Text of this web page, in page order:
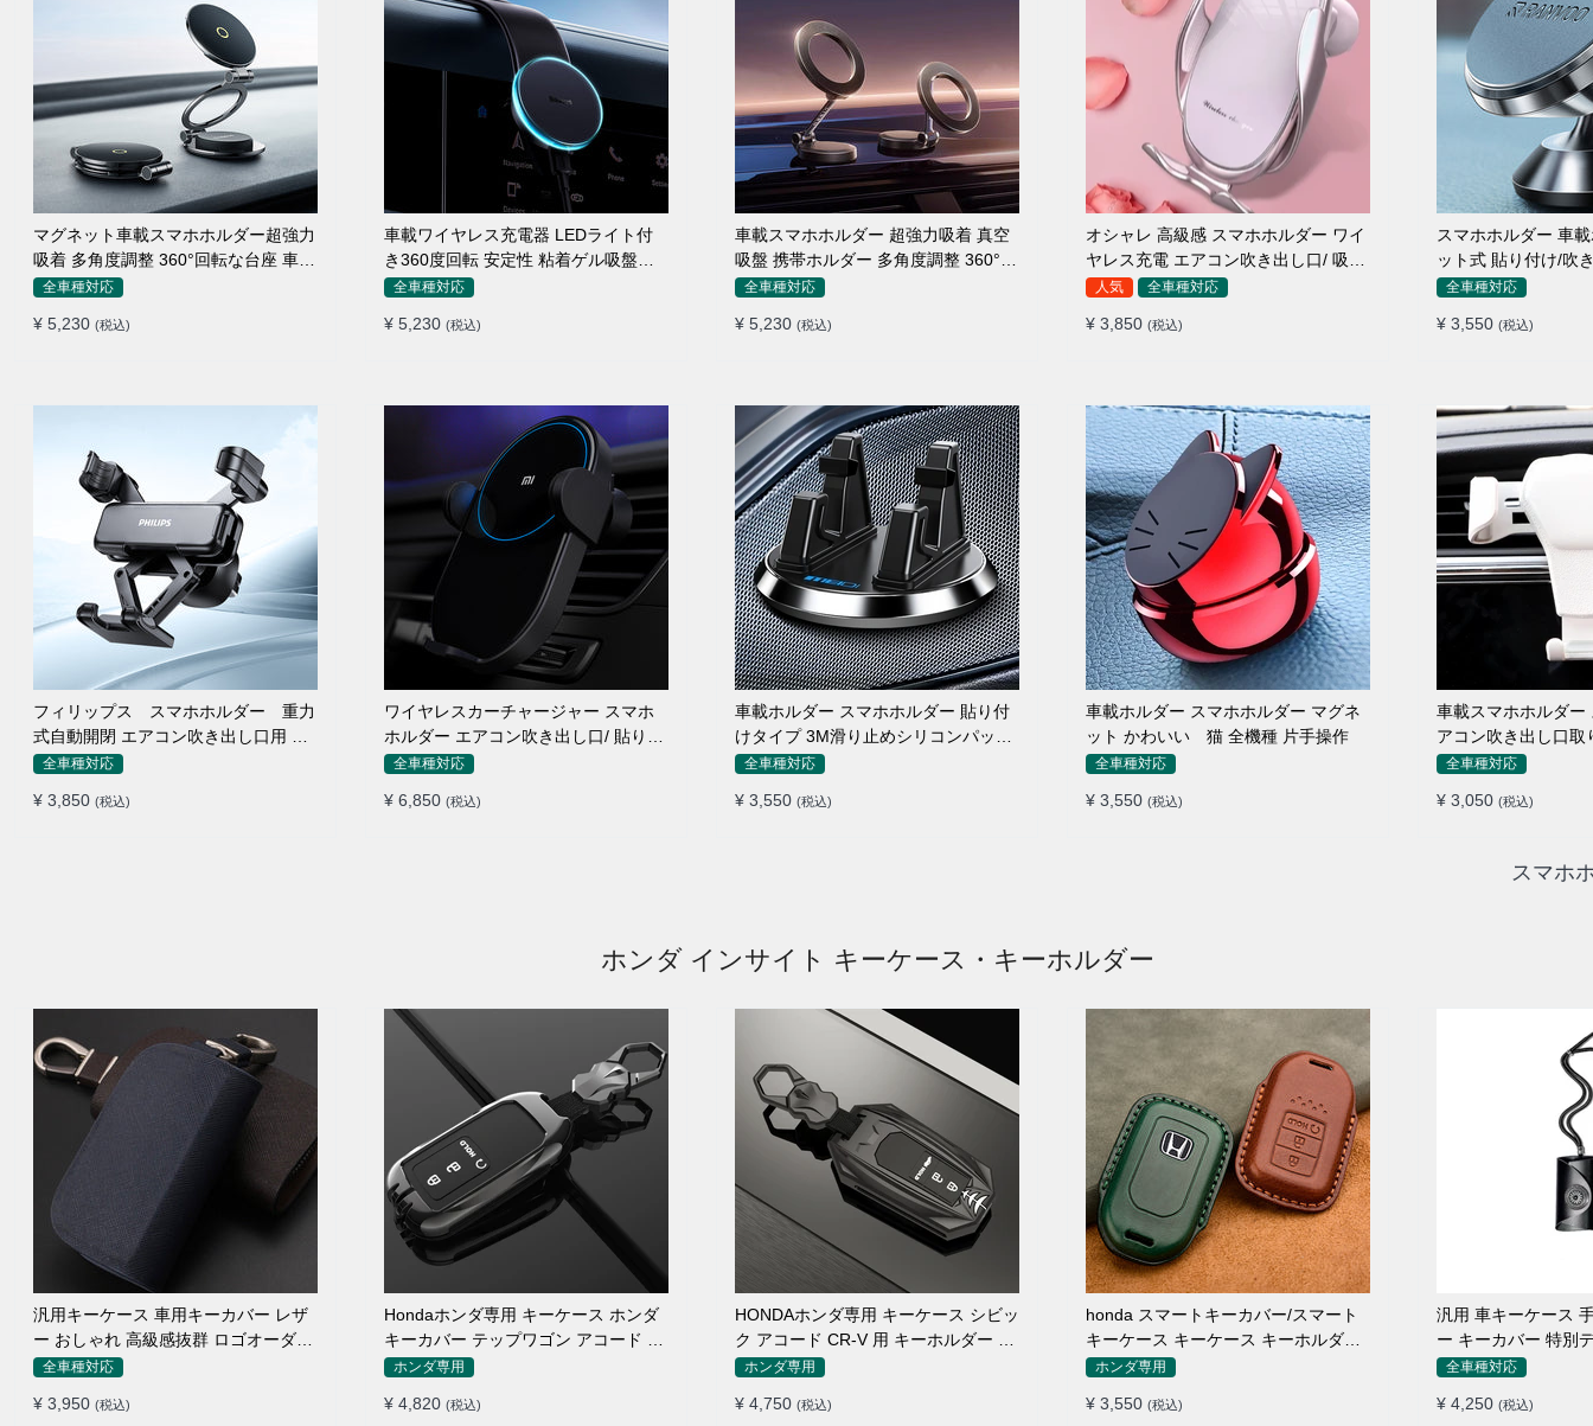
マグネット車載スマホホルダー超強力
吸着 多角度調整 360°回転な台座 車用
ホルダー 折りたたみ式 片手操作 安定
全車種対応
¥ 5,230 (税込)
車載ワイヤレス充電器 LEDライト付
き360度回転 安定性 粘着ゲル吸盤＆
エアコン吹き出し口式兼用 片手操作
ダー
全車種対応
¥ 5,230 (税込)
車載スマホホルダー 超強力吸着 真空
吸盤 携帯ホルダー 多角度調整 360°回
転な台座 車用ホルダー 折りたたみ式
全車種対応
¥ 5,230 (税込)
オシャレ 高級感 スマホホルダー ワイ
ヤレス充電 エアコン吹き出し口/ 吸盤
タイプ 女性
人気 全車種対応
¥ 3,850 (税込)
スマホホルダー 車
ット式 貼り付け/吹
種対応
全車種対応
¥ 3,550 (税込)
フィリップス スマホホルダー 重力
式自動開閉 エアコン吹き出し口用 ク
リップ式 車
全車種対応
¥ 3,850 (税込)
ワイヤレスカーチャージャー スマホ
ホルダー エアコン吹き出し口/ 貼り付
け全車種対応
¥ 6,850 (税込)
車載ホルダー スマホホルダー 貼り付
けタイプ 3M滑り止めシリコンパッド
全機種
全車種対応
¥ 3,550 (税込)
車載ホルダー スマホホルダー マグネ
ット かわいい 猫 全機種 片手操作
全車種対応
¥ 3,550 (税込)
車載スマホホルダー
アコン吹き出し口取
愛い アニメ
全車種対応
¥ 3,050 (税込)
スマホ
ホンダ インサイト キーケース・キーホルダー
汎用キーケース 車用キーカバー レザ
ー おしゃれ 高級感抜群 ロゴオーダー
メイド
全車種対応
¥ 3,950 (税込)
Hondaホンダ専用 キーケース ホンダ
キーカバー テップワゴン アコード ヴ
ェゼル グレイス フィット ジェイドな
金
ホンダ専用
¥ 4,820 (税込)
HONDAホンダ専用 キーケース シビッ
ク アコード CR-V 用 キーホルダー 防
塵 耐衝撃
ホンダ専用
¥ 4,750 (税込)
honda スマートキーカバー/スマート
キーケース キーケース キーホルダー
革 防水
ホンダ専用
¥ 3,550 (税込)
汎用 車キーケース
ー キーカバー 特別
い全車種対応
¥ 4,250 (税込)